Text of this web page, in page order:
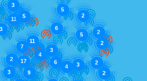
11
7
5
2
3
3
2
4
6
17 2
11
9
2
4
5
3 6
3
5
2
3
2